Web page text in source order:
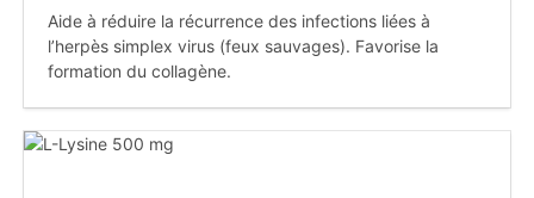
Aide à réduire la récurrence des infections liées à
l’herpès simplex virus (feux sauvages). Favorise la
formation du collagène.